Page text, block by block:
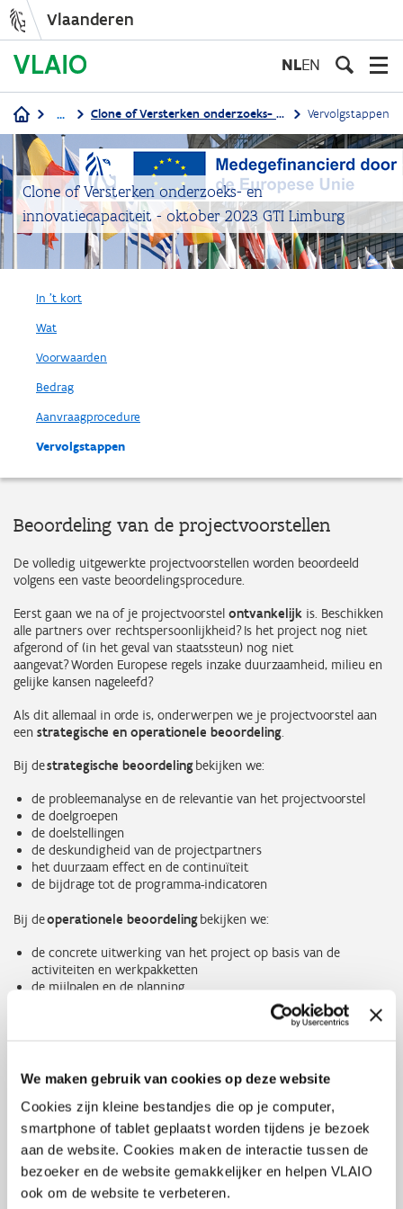
We maken gebruik van cookies op deze website
Cookies zijn kleine bestandjes die op je computer,
smartphone of tablet geplaatst worden tijdens je bezoek
aan de website. Cookies maken de interactie tussen de
bezoeker en de website gemakkelijker en helpen VLAIO
ook om de website te verbeteren.
inhoud
gaan
Vlaanderen
NLEN
Kruimelpad
... Clone of Versterken onderzoeks- en innovatiecapaciteit - oktober 2023 GTI Limburg Vervolgstappen
Clone of Versterken onderzoeks- en
innovatiecapaciteit - oktober 2023 GTI Limburg
In 't kort
Wat
Voorwaarden
Bedrag
Aanvraagprocedure
Vervolgstappen
Beoordeling van de projectvoorstellen
De volledig uitgewerkte projectvoorstellen worden beoordeeld
volgens een vaste beoordelingsprocedure.
Eerst gaan we na of je projectvoorstel ontvankelijk is. Beschikken
alle partners over rechtspersoonlijkheid? Is het project nog niet
afgerond of (in het geval van staatssteun) nog niet
aangevat? Worden Europese regels inzake duurzaamheid, milieu en
gelijke kansen nageleefd?
Als dit allemaal in orde is, onderwerpen we je projectvoorstel aan
een strategische en operationele beoordeling.
Bij destrategische beoordelingbekijken we:
de probleemanalyse en de relevantie van het projectvoorstel
de doelgroepen
de doelstellingen
de deskundigheid van de projectpartners
het duurzaam effect en de continuïteit
de bijdrage tot de programma-indicatoren
Bij deoperationele beoordelingbekijken we:
de concrete uitwerking van het project op basis van de
activiteiten en werkpakketten
de mijlpalen en de planning
de transversale thema’s (milieu, duurzaamheid en gelijke
kansen)
Beide beoordelingen worden op 50 punten gequoteerd. Om voor
goedkeuring in aanmerking te komen, moeten
projectvoorstellenminimaal 30/50 op de strategische
beoordeling behalen én een globale score van minimaal 60/100